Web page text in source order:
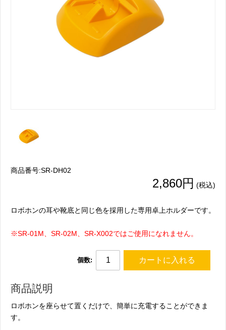
商品番号:SR-DH02
2,860円 (税込)
ロボホンの耳や靴底と同じ色を採用した専用卓上ホルダーです。
※SR-01M、SR-02M、SR-X002ではご使用になれません。
カートに入れる
個数:
商品説明
ロボホンを座らせて置くだけで、簡単に充電することができま
す。